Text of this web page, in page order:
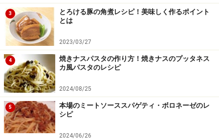
3
とろける豚の角煮レシピ！美味しく作るポイント
とは
2023/03/27
4
焼きナスパスタの作り方！焼きナスのプッタネス
カ風パスタのレシピ
2024/08/25
5
本場のミートソーススパゲティ・ボロネーゼのレ
シピ
2024/06/26